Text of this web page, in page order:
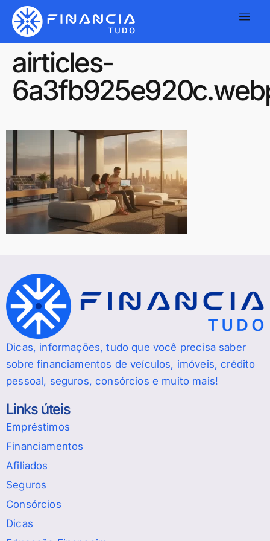
airticles-
Dicas, informações, tudo que você precisa saber
sobre financiamentos de veículos, imóveis, crédito
pessoal, seguros, consórcios e muito mais!
Links úteis
Empréstimos
Financiamentos
Afiliados
Seguros
Consórcios
Dicas